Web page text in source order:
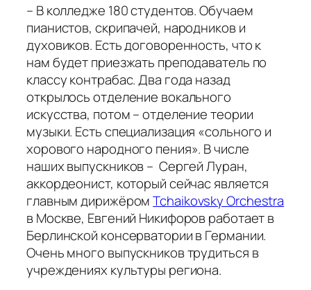
– В колледже 180 студентов. Обучаем
пианистов, скрипачей, народников и
духовиков. Есть договоренность, что к
нам будет приезжать преподаватель по
классу контрабас. Два года назад
открылось отделение вокального
искусства, потом – отделение теории
музыки. Есть специализация «сольного и
хорового народного пения». В числе
наших выпускников – Сергей Луран,
аккордеонист, который сейчас является
главным дирижёромTchaikovsky Orchestra
в Москве, Евгений Никифоров работает в
Берлинской консерватории в Германии.
Очень много выпускников трудиться в
учреждениях культуры региона.